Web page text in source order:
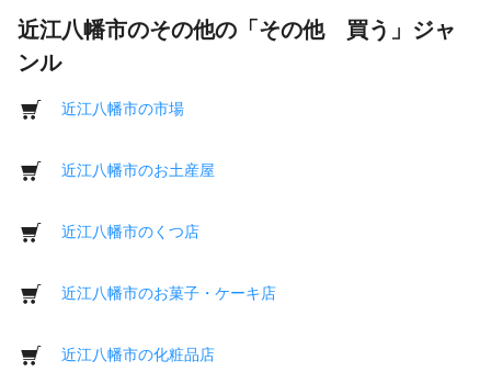
近江八幡市のその他の「その他 買う」ジャ
ンル
近江八幡市の市場
近江八幡市のお土産屋
近江八幡市のくつ店
近江八幡市のお菓子・ケーキ店
近江八幡市の化粧品店